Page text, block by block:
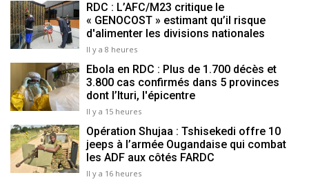
RDC : L’AFC/M23 critique le
« GENOCOST » estimant qu’il risque
d'alimenter les divisions nationales
Il y a 8 heures
Ebola en RDC : Plus de 1.700 décès et
3.800 cas confirmés dans 5 provinces
dont l’Ituri, l'épicentre
Il y a 15 heures
Opération Shujaa : Tshisekedi offre 10
jeeps à l’armée Ougandaise qui combat
les ADF aux côtés FARDC
Il y a 16 heures